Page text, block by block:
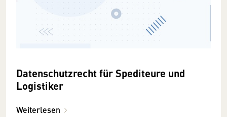
Datenschutzrecht für Spediteure und
Logistiker
Weiterlesen